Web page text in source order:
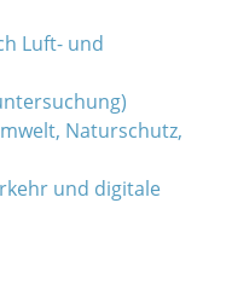
Luft- und
Naturschutz,
und digitale